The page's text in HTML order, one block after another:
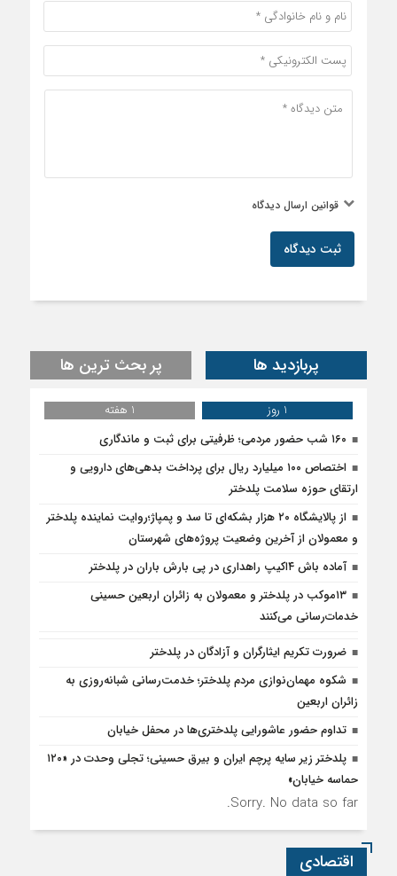
قوانین ارسال دیدگاه
ثبت دیدگاه
پربازدید ها پر بحث ترین ها
1 روز
1 هفته
۱۶۰ شب حضور مردمی؛ ظرفیتی برای ثبت و ماندگاری
اختصاص ۱۰۰ میلیارد ریال برای پرداخت بدهی‌های دارویی و
ارتقای حوزه سلامت پلدختر
از پالایشگاه ۲۰ هزار بشکه‌ای تا سد و پمپاژ؛روایت نماینده پلدختر
و معمولان از آخرین وضعیت پروژه‌های شهرستان
آماده باش ۴‌اکیپ راهداری در پی بارش باران در پلدختر
۱۳موکب در پلدختر و معمولان به زائران اربعین حسینی
خدمات‌رسانی می‌کنند
ضرورت تکریم ایثارگران و آزادگان در پلدختر
شکوه مهمان‌نوازی مردم پلدختر؛ خدمت‌رسانی شبانه‌روزی به
زائران اربعین
تداوم حضور عاشورایی پلدختری‌ها در محفل خیابان
پلدختر زیر سایه پرچم ایران و بیرق حسینی؛ تجلی وحدت در «۱۲۰
حماسه خیابان»
Sorry. No data so far.
اقتصادی